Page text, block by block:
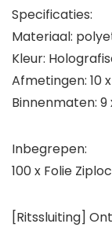
Specificaties:
Materiaal:
Kleur:
Afmetingen: 10
Binnenmaten: 9
Inbegrepen:
100 x Folie
[Ritssluiting]